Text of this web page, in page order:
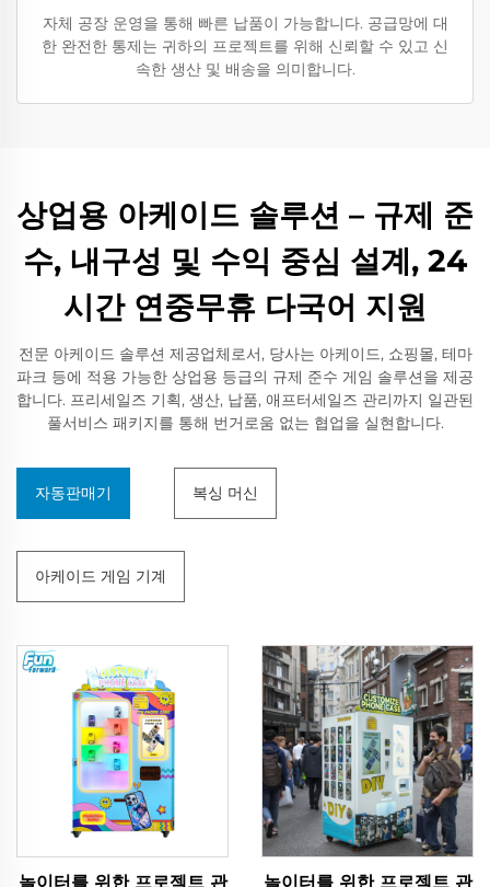
자체 공장 운영을 통해 빠른 납품이 가능합니다. 공급망에 대
한 완전한 통제는 귀하의 프로젝트를 위해 신뢰할 수 있고 신
속한 생산 및 배송을 의미합니다.
상업용 아케이드 솔루션 – 규제 준
수, 내구성 및 수익 중심 설계, 24
시간 연중무휴 다국어 지원
전문 아케이드 솔루션 제공업체로서, 당사는 아케이드, 쇼핑몰, 테마
파크 등에 적용 가능한 상업용 등급의 규제 준수 게임 솔루션을 제공
합니다. 프리세일즈 기획, 생산, 납품, 애프터세일즈 관리까지 일관된
풀서비스 패키지를 통해 번거로움 없는 협업을 실현합니다.
자동판매기 복싱 머신
아케이드 게임 기계
놀이터를 위한 프로젝트 관 놀이터를 위한 프로젝트 관